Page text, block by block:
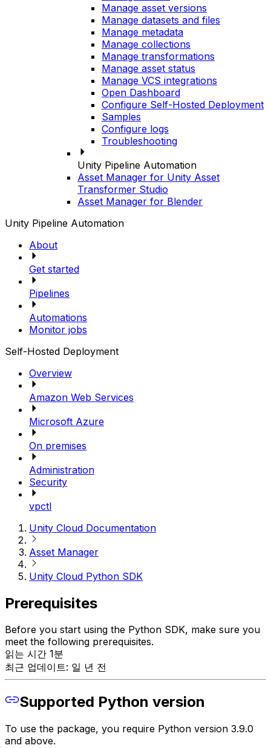
Manage asset versions
Manage datasets and files
Manage metadata
Manage collections
Manage transformations
Manage asset status
Manage VCS integrations
Open Dashboard
Configure Self-Hosted Deployment
Samples
Configure logs
Troubleshooting
Unity Pipeline Automation
Asset Manager for Unity Asset
Transformer Studio
Asset Manager for Blender
Unity Pipeline Automation
About
Get started
Pipelines
Automations
Monitor jobs
Self-Hosted Deployment
Overview
Amazon Web Services
Microsoft Azure
On premises
Administration
Security
vpctl
Unity Cloud Documentation
Asset Manager
Unity Cloud Python SDK
Prerequisites
Before you start using the Python SDK, make sure you
meet the following prerequisites.
읽는 시간 1분
최근 업데이트: 일 년 전
Supported Python version
To use the package, you require Python version 3.9.0
and above.